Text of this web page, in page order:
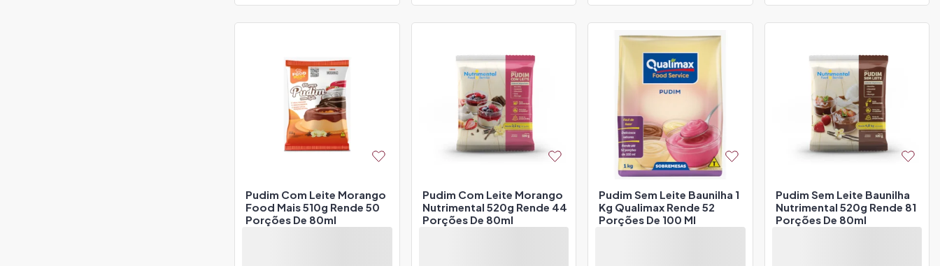
Pudim Com Leite Morango
Food Mais 510g Rende 50
Porções De 80ml
Pudim Com Leite Morango
Nutrimental 520g Rende 44
Porções De 80ml
Pudim Sem Leite Baunilha 1
Kg Qualimax Rende 52
Porções De 100 Ml
Pudim Sem Leite Baunilha
Nutrimental 520g Rende 81
Porções De 80ml